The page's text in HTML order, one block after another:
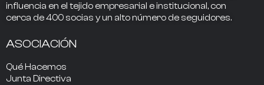
influencia en el tejido empresarial e institucional, con
cerca de400 socias y un alto número de seguidores.
ASOCIACIÓN
Qué Hacemos
Junta Directiva